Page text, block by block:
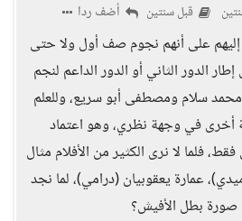
قبل سنتين أضف ردا
إليهم على أنهم نجوم صف أول ولا حتى
الدور الثاني أو الدور الداعم لنجم
سلام ومصطفى أبو سريع، وللعلم
أخرى في وجهة نظري، وهو اعتماد
فلما لا نرى الكثير من الأفلام مثال
عمارة يعقوبيان (درامي)، لما نجد
صورة بطل الأفيش؟